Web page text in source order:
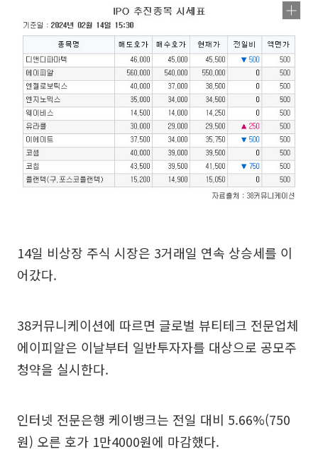
14일 비상장 주식 시장은 3거래일 연속 상승세를 이
어갔다.
38커뮤니케이션에 따르면 글로벌 뷰티테크 전문업체
에이피알은 이날부터 일반투자자를 대상으로 공모주
청약을 실시한다.
인터넷 전문은행 케이뱅크는 전일 대비 5.66%(750
원) 오른 호가 1만4000원에 마감했다.